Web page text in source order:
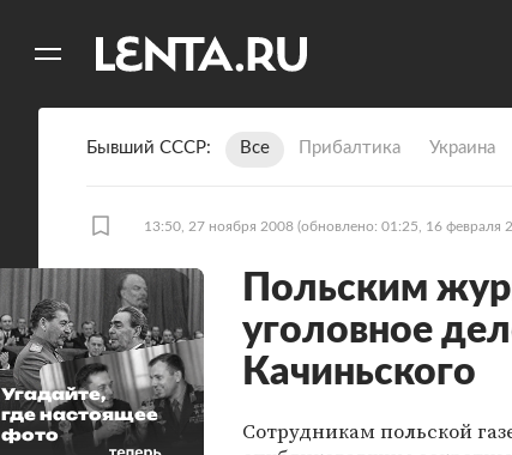
Бывший СССР Все Прибалтика Украина
13:50, 27 ноября 2008 (обновлено: 01:25, 16 февраля
Польским
уголовное
Качиньского
Сотрудникам польской
Угадайте,
где настоящее
фото